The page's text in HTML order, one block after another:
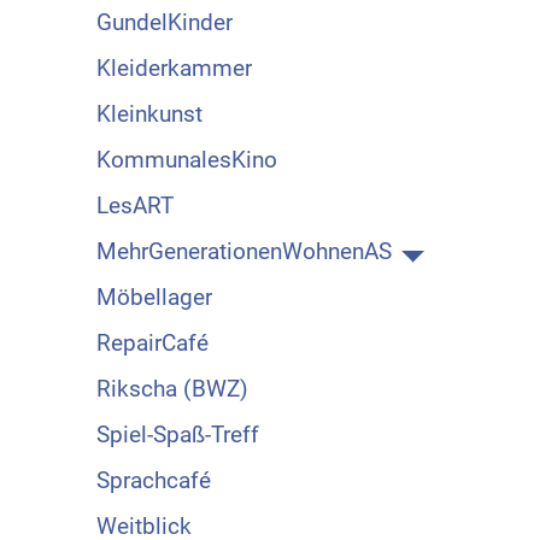
GundelKinder
Kleiderkammer
Kleinkunst
KommunalesKino
LesART
MehrGenerationenWohnenAS
Möbellager
RepairCafé
Rikscha (BWZ)
Spiel-Spaß-Treff
Sprachcafé
Weitblick